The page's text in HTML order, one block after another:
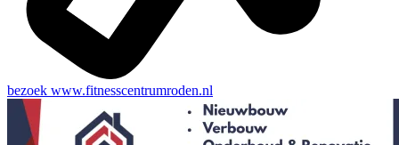
bezoek www.fitnesscentrumroden.nl